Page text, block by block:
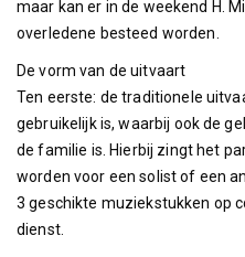
maar kan er in de weekend H.
overledene besteed worden.
De vorm van de uitvaart
Ten eerste: de traditionele
gebruikelijk is, waarbij ook de
de familie is. Hierbij zingt het
worden voor een solist of een
3 geschikte muziekstukken op
dienst.